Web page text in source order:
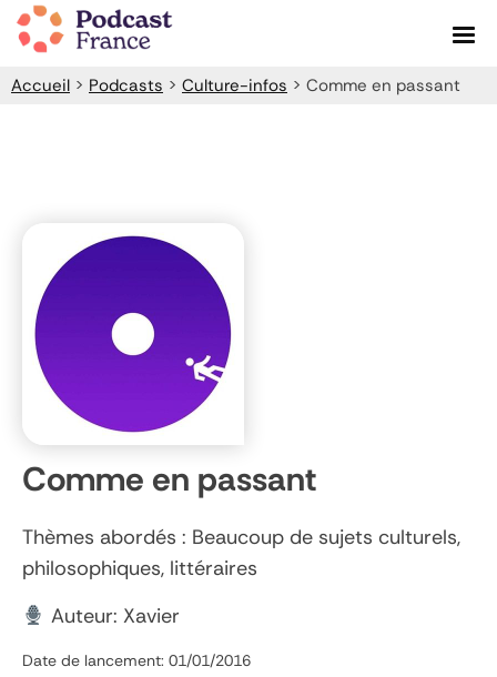
Skip
to
content
Accueil > Podcasts > Culture-infos > Comme en passant
Comme en passant
Thèmes abordés : Beaucoup de sujets culturels,
philosophiques, littéraires
Auteur: Xavier
Date de lancement: 01/01/2016